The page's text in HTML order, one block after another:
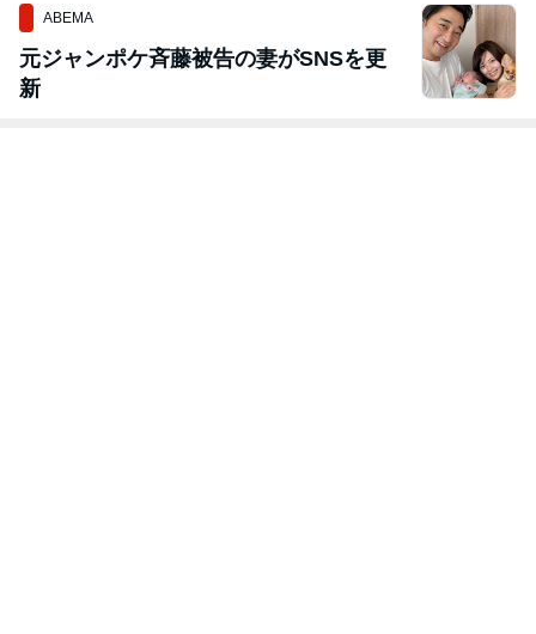
ABEMA
元ジャンポケ斉藤被告の妻がSNSを更
新